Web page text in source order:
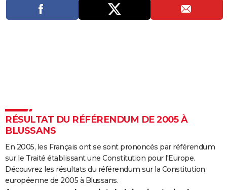
Destinations
Voyage nature
Voyage de noces
Dictionnaire
Biographies
Citations
Expressions
Proverbes
PROGRAMME TV
COPAINS D'AVANT
S'inscrire
Se connecter
Lycées
Collèges
Primaires
Universités
Entreprises
Service militaire
Avis de recherche
AVIS DE DÉCÈS
FORUM
RÉSULTAT DU RÉFÉRENDUM DE 2005 À
BLUSSANS
En 2005, les Français ont se sont prononcés par référendum
sur le Traité établissant une Constitution pour l'Europe.
Découvrez les résultats du référendum sur la Constitution
européenne de 2005 à Blussans.